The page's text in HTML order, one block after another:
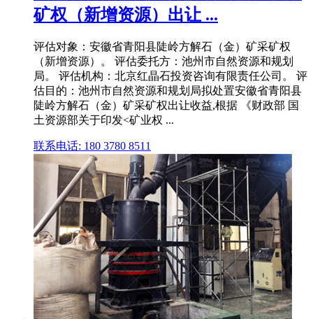
矿权（新增资源）出让 ...
评估对象：安徽省青阳县陡岭方解石（金）矿采矿权
（新增资源）。 评估委托方：池州市自然资源和规划
局。 评估机构：北京红晶石投资咨询有限责任公司。 评
估目的：池州市自然资源和规划局拟处置安徽省青阳县
陡岭方解石（金）矿采矿权出让收益,根据 《财政部 国
土资源部关于印发<矿业权 ...
联系电话: 180 3780 8511